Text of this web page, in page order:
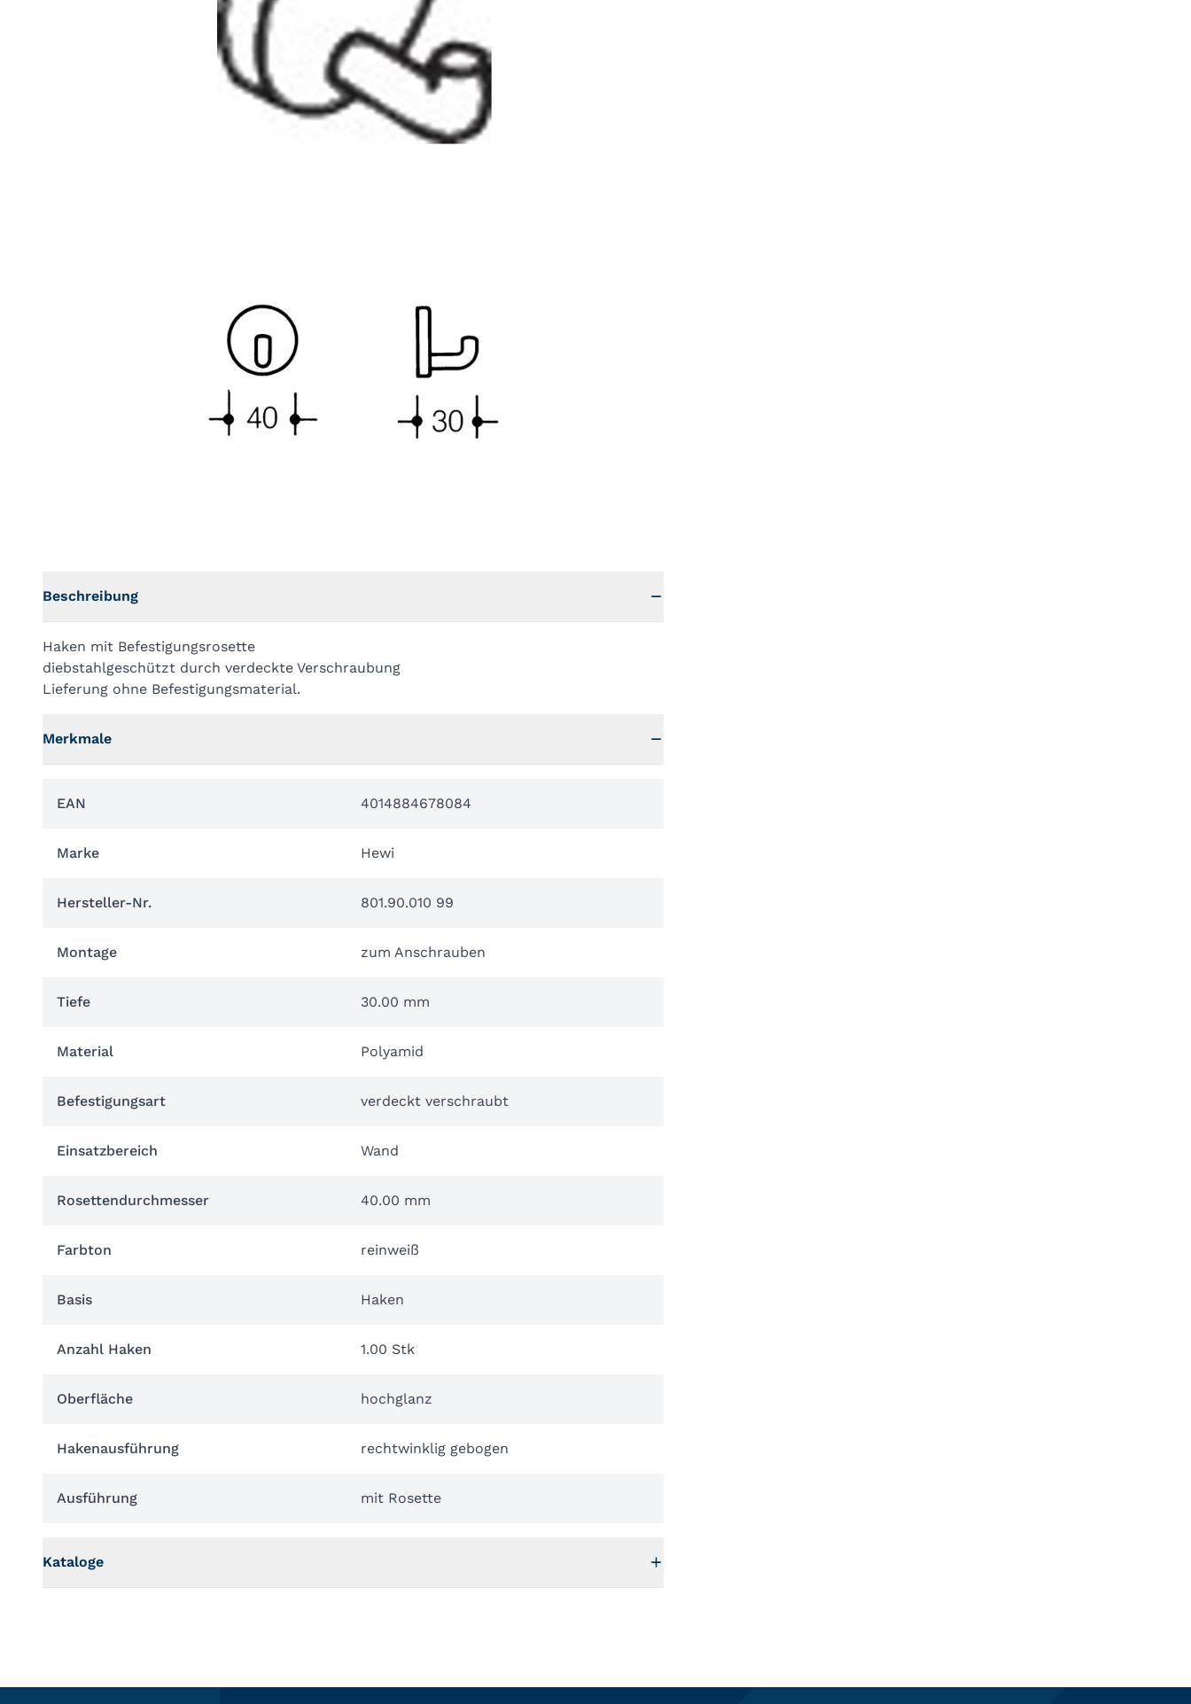
Beschreibung
Haken mit Befestigungsrosette
diebstahlgeschützt durch verdeckte Verschraubung
Lieferung ohne Befestigungsmaterial.
Merkmale
EAN 4014884678084
Marke Hewi
Hersteller-Nr. 801.90.010 99
Montage zum Anschrauben
Tiefe 30.00 mm
Material Polyamid
Befestigungsart verdeckt verschraubt
Einsatzbereich Wand
Rosettendurchmesser 40.00 mm
Farbton reinweiß
Basis Haken
Anzahl Haken 1.00 Stk
Oberfläche hochglanz
Hakenausführung rechtwinklig gebogen
Ausführung mit Rosette
Kataloge